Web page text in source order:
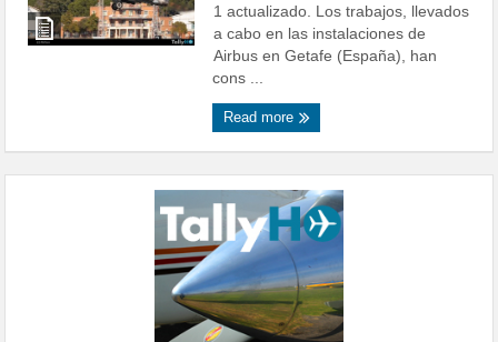
1 actualizado. Los trabajos, llevados
a cabo en las instalaciones de
Airbus en Getafe (España), han
cons ...
Read more